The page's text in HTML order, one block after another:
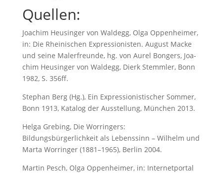
Quellen:
Joa­chim Heu­sin­ger von Wal­degg, Ol­ga Op­pen­hei­mer,
in: Die Rhei­ni­schen Ex­pres­sio­nis­ten. Au­gust Ma­cke
und sei­ne Ma­ler­freun­de, hg. von Au­rel Bon­gers, Joa­
chim Heu­sin­ger von Wal­degg, Dierk Stemm­ler, Bonn
1982, S. 356ff.
Stephan Berg (Hg.), Ein Expressionistischer Sommer,
Bonn 1913, Katalog der Ausstellung, München 2013.
Helga Grebing, Die Worringers:
Bildungsbürgerlichkeit als Lebenssinn – Wilhelm und
Marta Worringer (1881–1965), Berlin 2004.
Martin Pesch, Olga Oppenheimer, in: Internetportal